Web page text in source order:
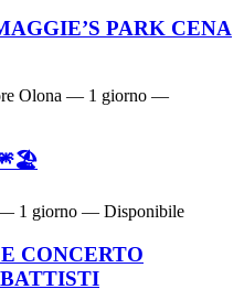
PARK CENA
Olona — 1 giorno —
1 giorno — Disponibile
CONCERTO